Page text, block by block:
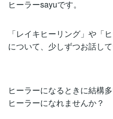
ヒーラーsayuです。
「レイキヒーリング」や「
について、少しずつお話して
ヒーラーになるときに結構
ヒーラーになれませんか？